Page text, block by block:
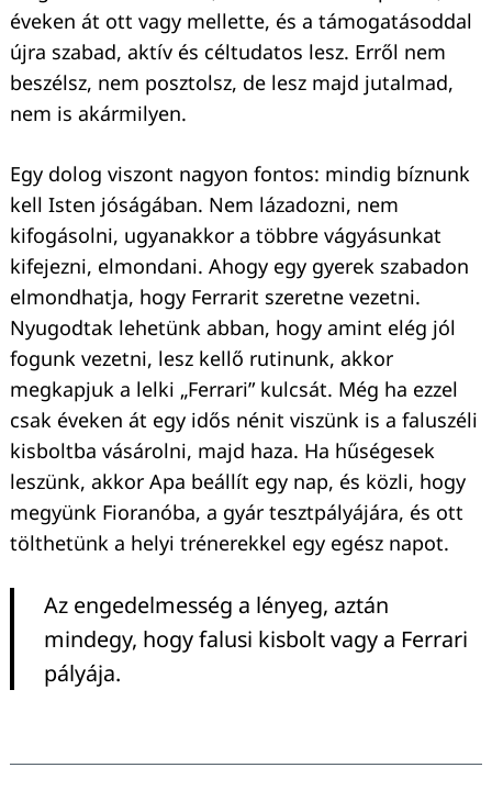
éveken át ott vagy mellette, és a támogatásoddal
újra szabad, aktív és céltudatos lesz. Erről nem
beszélsz, nem posztolsz, de lesz majd jutalmad,
nem is akármilyen.
Egy dolog viszont nagyon fontos: mindig bíznunk
kell Isten jóságában. Nem lázadozni, nem
kifogásolni, ugyanakkor a többre vágyásunkat
kifejezni, elmondani. Ahogy egy gyerek szabadon
elmondhatja, hogy Ferrarit szeretne vezetni.
Nyugodtak lehetünk abban, hogy amint elég jól
fogunk vezetni, lesz kellő rutinunk, akkor
megkapjuk a lelki „Ferrari” kulcsát. Még ha ezzel
csak éveken át egy idős nénit viszünk is a faluszéli
kisboltba vásárolni, majd haza. Ha hűségesek
leszünk, akkor Apa beállít egy nap, és közli, hogy
megyünk Fioranóba, a gyár teszt­pályájára, és ott
tölthetünk a helyi trénerekkel egy egész napot.
Az engedelmesség a lényeg, aztán
mindegy, hogy falusi kisbolt vagy a Ferrari
pályája.